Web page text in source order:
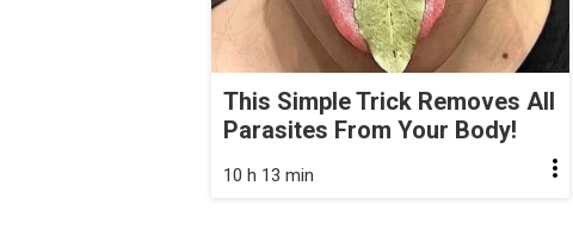
This Simple Trick Removes All
Parasites From Your Body!
10 h 13 min